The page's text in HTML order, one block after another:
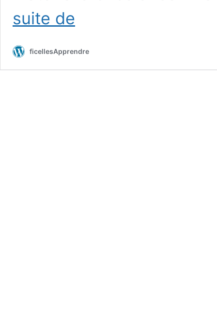
suite de
ficellesApprendre